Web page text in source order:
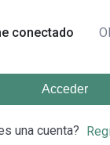
conectado
Acceder
una cuenta?